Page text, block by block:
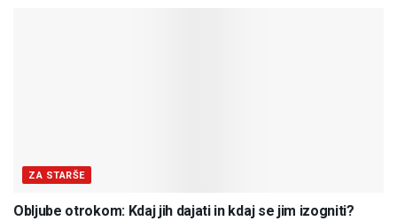
ZA STARŠE
Obljube otrokom: Kdaj jih dajati in kdaj se jim izogniti?